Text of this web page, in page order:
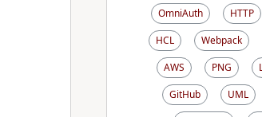
OmniAuth
HTTP
HCL
Webpack
AWS
PNG
GitHub
UML